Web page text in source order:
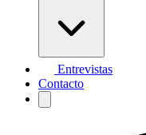
Entrevistas
Contacto